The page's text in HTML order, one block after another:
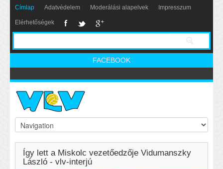
Címlap Adatvédelem Moderálási alapelvek Impresszum
Elérhetőségek
FACEBOOK
Így lett a Miskolc vezetőedzője Vidumanszky
László - vlv-interjú